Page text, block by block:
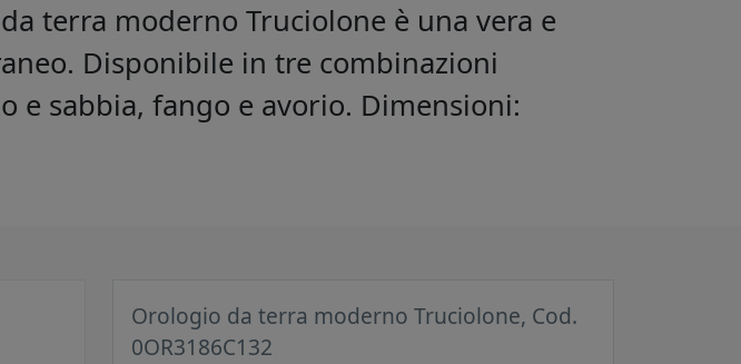
terra moderno Truciolone è una vera e
Disponibile in tre combinazioni
e sabbia, fango e avorio. Dimensioni:
Orologio da terra moderno Truciolone, Cod.
0OR3186C132